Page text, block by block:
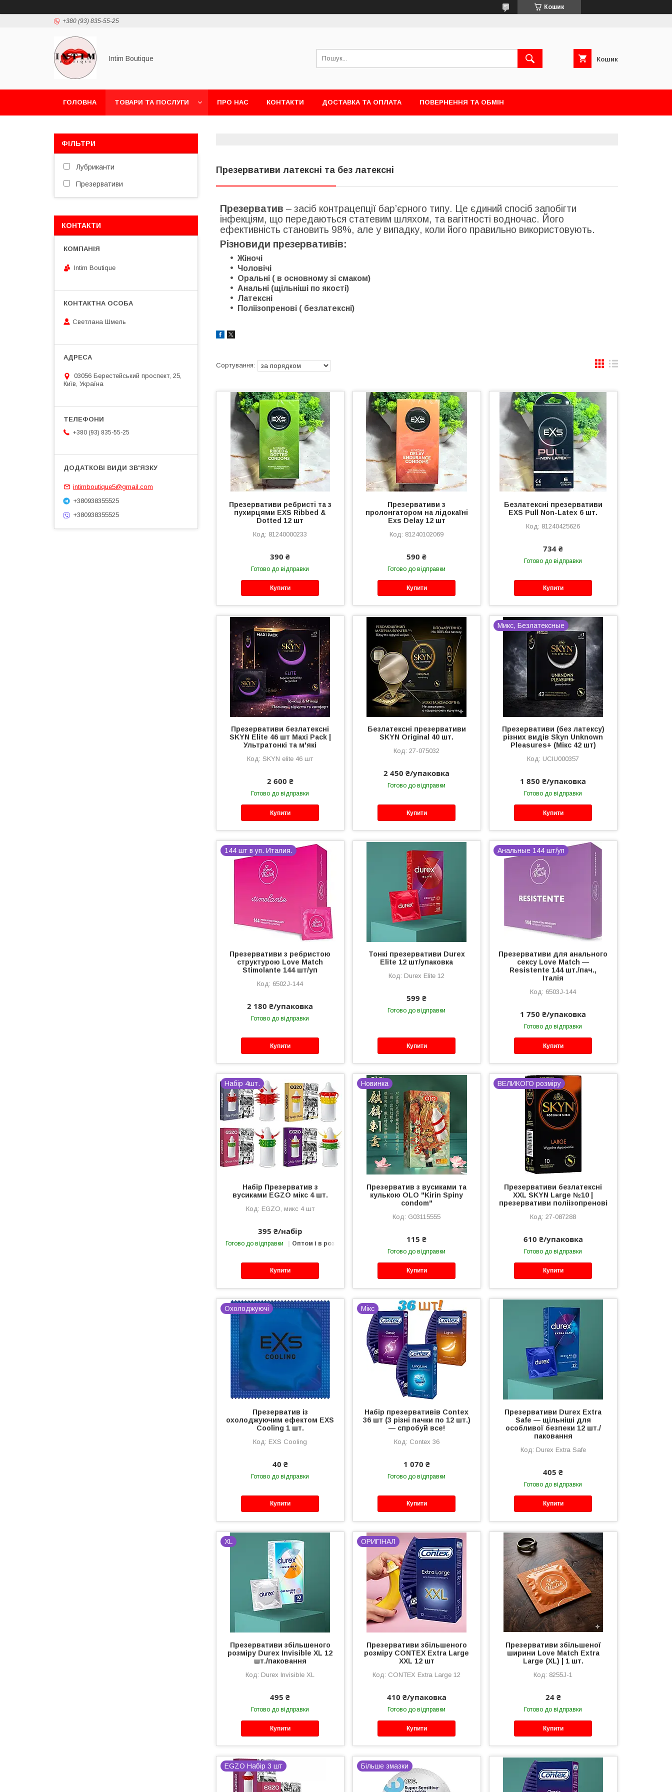
Кошик
+380 (93) 835-55-25
Intim Boutique Кошик
ГОЛОВНА ТОВАРИ ТА ПОСЛУГИ ПРО НАС КОНТАКТИ ДОСТАВКА ТА ОПЛАТА ПОВЕРНЕННЯ ТА ОБМІН
Презервативи латексні та без латексні
Презерватив – засіб контрацепції бар’єрного типу. Це єдиний спосіб запобігти
інфекціям, що передаються статевим шляхом, та вагітності водночас. Його
ефективність становить 98%, але у випадку, коли його правильно використовують.
Різновиди презервативів:
Жіночі
Чоловічі
Оральні ( в основному зі смаком)
Анальні (щільніші по якості)
Латексні
Поліізопренові ( безлатексні)
Презервативи ребристі та з
пухирцями EXS Ribbed &
Dotted 12 шт
81240000233
390 ₴
Готово до відправки
Купити
Презервативи з
пролонгатором на лідокаїні
Exs Delay 12 шт
81240102069
590 ₴
Готово до відправки
Купити
Безлатексні презервативи
EXS Pull Non-Latex 6 шт.
81240425626
734 ₴
Готово до відправки
Купити
Презервативи безлатексні
SKYN Elite 46 шт Maxi Pack |
Ультратонкі та м'які
SKYN elite 46 шт
2 600 ₴
Готово до відправки
Купити
Безлатексні презервативи
SKYN Original 40 шт.
27-075032
2 450 ₴/упаковка
Готово до відправки
Купити
Микс, Безлатексные
Презервативи (без латексу)
різних видів Skyn ​​Unknown
Pleasures+ (Мікс 42 шт)
UCIU000357
1 850 ₴/упаковка
Готово до відправки
Купити
144 шт в уп. Италия.
Презервативи з ребристою
структурою Love Match
Stimolante 144 шт/уп
6502J-144
2 180 ₴/упаковка
Готово до відправки
Купити
Тонкі презервативи Durex
Elite 12 шт/упаковка
Durex Elite 12
599 ₴
Готово до відправки
Купити
Анальные 144 шт/уп
Презервативи для анального
сексу Love Match —
Resistente 144 шт./пач.,
Італія
6503J-144
1 750 ₴/упаковка
Готово до відправки
Купити
Набір 4шт.
Набір Презерватив з
вусиками EGZO мікс 4 шт.
EGZO, микс 4 шт
395 ₴/набір
Готово до відправки Оптом і в роздріб
Купити
Новинка
Презерватив з вусиками та
кулькою OLO "Kirin Spiny
condom"
G03115555
115 ₴
Готово до відправки
Купити
ВЕЛИКОГО розміру
Презервативи безлатексні
XXL SKYN Large №10 |
презервативи поліізопренові
27-087288
610 ₴/упаковка
Готово до відправки
Купити
Охолоджуючі
Презерватив із
охолоджуючим ефектом EXS
Cooling 1 шт.
EXS Cooling
40 ₴
Готово до відправки
Купити
Мікс
Набір презервативів Contex
36 шт (3 різні пачки по 12 шт.)
— спробуй все!
Contex 36
1 070 ₴
Готово до відправки
Купити
Презервативи Durex Extra
Safe — щільніші для
особливої безпеки 12 шт./
паковання
Durex Extra Safe
405 ₴
Готово до відправки
Купити
XL
Презервативи збільшеного
розміру Durex Invisible XL 12
шт./паковання
Durex Invisible XL
495 ₴
Готово до відправки
Купити
ОРИГІНАЛ
Презервативи збільшеного
розміру CONTEX Extra Large
XXL 12 шт
CONTEX Extra Large 12
410 ₴/упаковка
Готово до відправки
Купити
Презервативи збільшеної
ширини Love Match Extra
Large (XL) | 1 шт.
8255J-1
24 ₴
Готово до відправки
Купити
EGZO Набір 3 шт Більше змазки
ФІЛЬТРИ
Лубриканти
Презервативи
КОНТАКТИ
Intim Boutique
Светлана Шмель
03056 Берестейський проспект, 25,
Київ, Україна
+380 (93) 835-55-25
intimboutique5@gmail.com
+380938355525
+380938355525